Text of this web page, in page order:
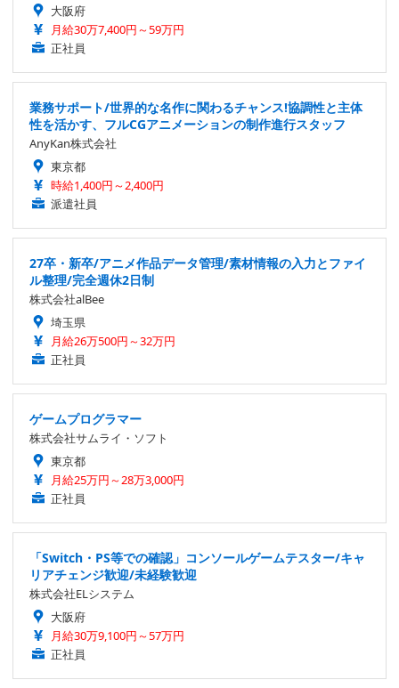
大阪府
月給30万7,400円～59万円
正社員
業務サポート/世界的な名作に関わるチャンス!協調性と主体
性を活かす、フルCGアニメーションの制作進行スタッフ
AnyKan株式会社
東京都
時給1,400円～2,400円
派遣社員
27卒・新卒/アニメ作品データ管理/素材情報の入力とファイ
ル整理/完全週休2日制
株式会社alBee
埼玉県
月給26万500円～32万円
正社員
ゲームプログラマー
株式会社サムライ・ソフト
東京都
月給25万円～28万3,000円
正社員
「Switch・PS等での確認」コンソールゲームテスター/キャ
リアチェンジ歓迎/未経験歓迎
株式会社ELシステム
大阪府
月給30万9,100円～57万円
正社員